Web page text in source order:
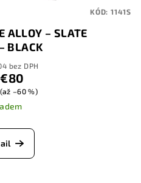
ALLOY – SLATE
BLACK
bez DPH
€80
(až –60 %)
KÓD: 1141S